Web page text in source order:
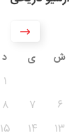
ش
ی د
۱
۶
۷ ۸
۱۳
۱۴ ۱۵